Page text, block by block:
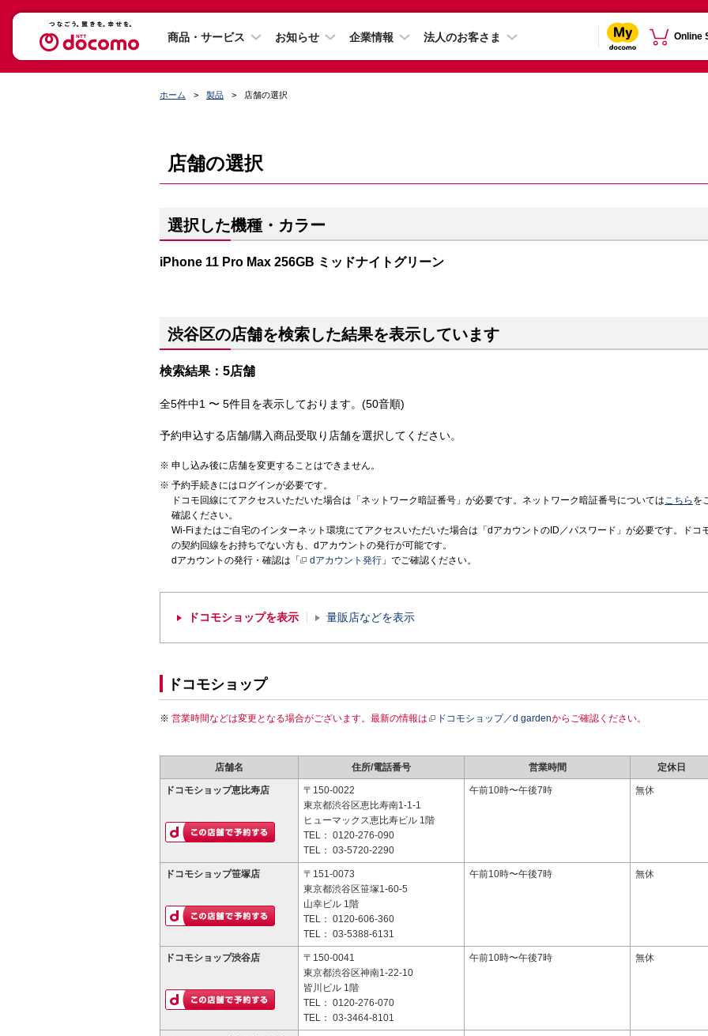
商品・サービス お知らせ 企業情報 法人のお客さま Online
ホーム 製品 店舗の選択
店舗の選択
選択した機種・カラー
iPhone 11 Pro Max 256GB ミッドナイトグリーン
渋谷区の店舗を検索した結果を表示しています
検索結果：5店舗
全5件中1 〜 5件目を表示しております。(50音順)
予約申込する店舗/購入商品受取り店舗を選択してください。
申し込み後に店舗を変更することはできません。
予約手続きにはログインが必要です。
ドコモ回線にてアクセスいただいた場合は「ネットワーク暗証番号」が必要です。ネットワーク暗証番号についてはこちら を
確認ください。
Wi-Fiまたはご自宅のインターネット環境にてアクセスいただいた場合は「dアカウントのID／パスワード」が必要です。ドコ
の契約回線をお持ちでない方も、dアカウントの発行が可能です。
dアカウントの発行・確認は「
dアカウント発行 」でご確認ください。
ドコモショップを表示 量販店などを表示
ドコモショップ
営業時間などは変更となる場合がございます。最新の情報は ドコモショップ／d gardenからご確認ください。
店舗名 住所/電話番号 営業時間 定休日
ドコモショップ恵比寿店
〒150-0022
東京都渋谷区恵比寿南1-1-1
ヒューマックス恵比寿ビル 1階
TEL： 0120-276-090
TEL： 03-5720-2290
午前10時〜午後7時 無休
ドコモショップ笹塚店
〒151-0073
東京都渋谷区笹塚1-60-5
山幸ビル 1階
TEL： 0120-606-360
TEL： 03-5388-6131
午前10時〜午後7時 無休
ドコモショップ渋谷店
〒150-0041
東京都渋谷区神南1-22-10
皆川ビル 1階
TEL： 0120-276-070
TEL： 03-3464-8101
午前10時〜午後7時 無休